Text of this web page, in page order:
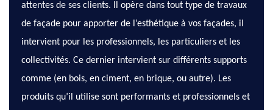
attentes de ses clients. Il opère dans tout type de travaux
de façade pour apporter de l’esthétique à vos façades, il
intervient pour les professionnels, les particuliers et les
collectivités. Ce dernier intervient sur différents supports
comme (en bois, en ciment, en brique, ou autre). Les
produits qu’il utilise sont performants et professionnels et